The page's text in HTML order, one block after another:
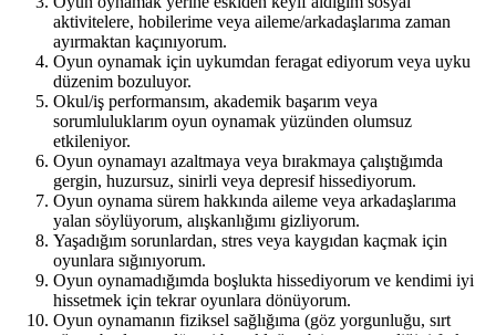
aktivitelere, hobilerime veya aileme/arkadaşlarıma zaman
ayırmaktan kaçınıyorum.
Oyun oynamak için uykumdan feragat ediyorum veya uyku
düzenim bozuluyor.
Okul/iş performansım, akademik başarım veya
sorumluluklarım oyun oynamak yüzünden olumsuz
etkileniyor.
Oyun oynamayı azaltmaya veya bırakmaya çalıştığımda
gergin, huzursuz, sinirli veya depresif hissediyorum.
Oyun oynama sürem hakkında aileme veya arkadaşlarıma
yalan söylüyorum, alışkanlığımı gizliyorum.
Yaşadığım sorunlardan, stres veya kaygıdan kaçmak için
oyunlara sığınıyorum.
Oyun oynamadığımda boşlukta hissediyorum ve kendimi iyi
hissetmek için tekrar oyunlara dönüyorum.
Oyun oynamanın fiziksel sağlığıma (göz yorgunluğu, sırt